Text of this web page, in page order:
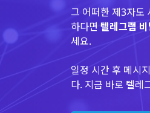
그 어떠한 제3자도
하다면 텔레그램
세요.
일정 시간 후 메시
다. 지금 바로 텔레